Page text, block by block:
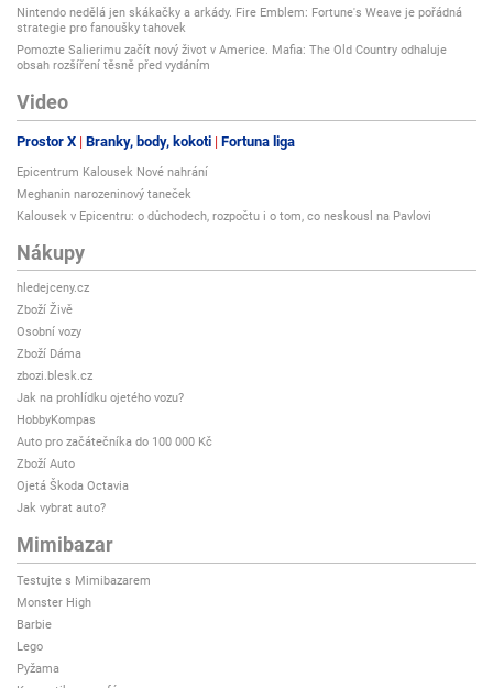
Nintendo nedělá jen skákačky a arkády. Fire Emblem: Fortune's Weave je pořádná
strategie pro fanoušky tahovek
Pomozte Salierimu začít nový život v Americe. Mafia: The Old Country odhaluje
obsah rozšíření těsně před vydáním
Video
Prostor X Branky, body, kokoti Fortuna liga
Epicentrum Kalousek Nové nahrání
Meghanin narozeninový taneček
Kalousek v Epicentru: o důchodech, rozpočtu i o tom, co neskousl na Pavlovi
Nákupy
hledejceny.cz
Zboží Živě
Osobní vozy
Zboží Dáma
zbozi.blesk.cz
Jak na prohlídku ojetého vozu?
HobbyKompas
Auto pro začátečníka do 100 000 Kč
Zboží Auto
Ojetá Škoda Octavia
Jak vybrat auto?
Mimibazar
Testujte s Mimibazarem
Monster High
Barbie
Lego
Pyžama